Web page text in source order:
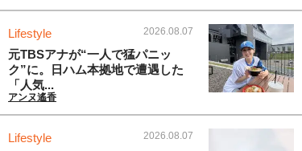
Lifestyle 2026.08.07
元TBSアナが“一人で猛パニッ
ク”に。日ハム本拠地で遭遇した
「人気...
アンヌ遙香
Lifestyle 2026.08.07